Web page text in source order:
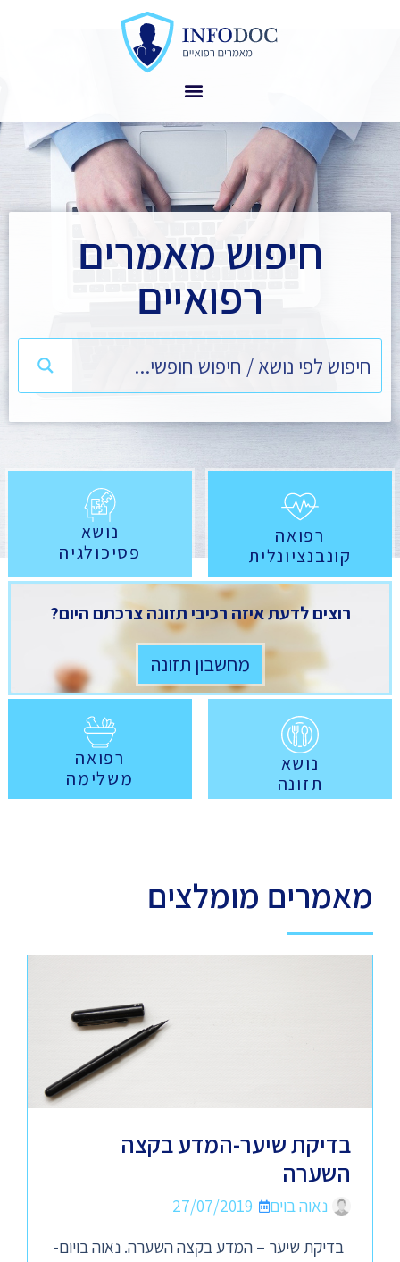
חיפוש מאמרים
רפואיים
רפואה
קונבנציונלית
נושא
פסיכולגיה
רוצים לדעת איזה רכיבי תזונה צרכתם היום?
מחשבון תזונה
נושא
תזונה
רפואה
משלימה
מאמרים מומלצים
בדיקת שיער-המדע בקצה
השערה
נאוה בוים
27/07/2019
בדיקת שיער – המדע בקצה השערה. נאוה בויום-